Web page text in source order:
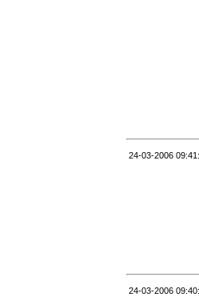
24-03-2006
24-03-2006